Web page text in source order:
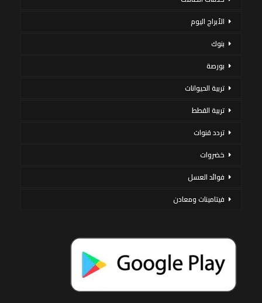
الأبراج اليوم
بنوك
بورصة
تربية الحيوانات
تربية القطط
تردد قنوات
خضروات
فوائد العسل
فيتامينات ومعادن